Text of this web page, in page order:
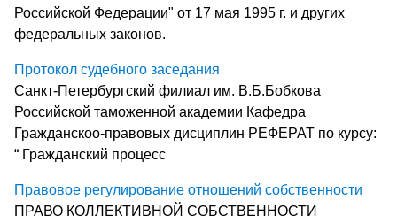
Российской Федерации" от 17 мая 1995 г. и других
федеральных законов.
Протокол судебного заседания
Санкт-Петербургский филиал им. В.Б.Бобкова
Российской таможенной академии Кафедра
Гражданскоо-правовых дисциплин РЕФЕРАТ по курсу:
“ Гражданский процесс
Правовое регулирование отношений собственности
ПРАВО КОЛЛЕКТИВНОЙ СОБСТВЕННОСТИ